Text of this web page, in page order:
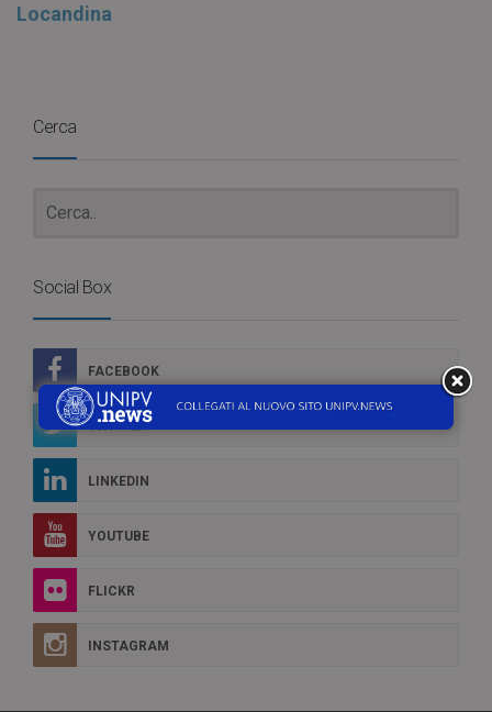
Locandina
Cerca
Social Box
FACEBOOK
TWITTER
LINKEDIN
YOUTUBE
FLICKR
INSTAGRAM